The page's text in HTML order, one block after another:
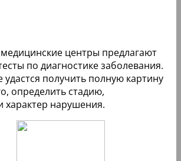
центры предлагают
по диагностике заболевания.
удастся получить полную картину
определить стадию,
характер нарушения.